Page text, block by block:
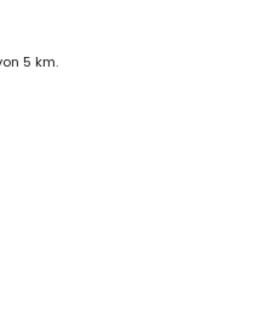
für Ihren Urlaub in Javea,
(El Arenal und Javea)
entfernt)
Costa Blanca
(Virgen de Loreto, Puerto,
Javea), architektonisches
und historische Stätte
5 Kilometer von der Unterkunft
(weniger als 10 Kilometer von
(weniger als 25 Kilometer von
5 km.